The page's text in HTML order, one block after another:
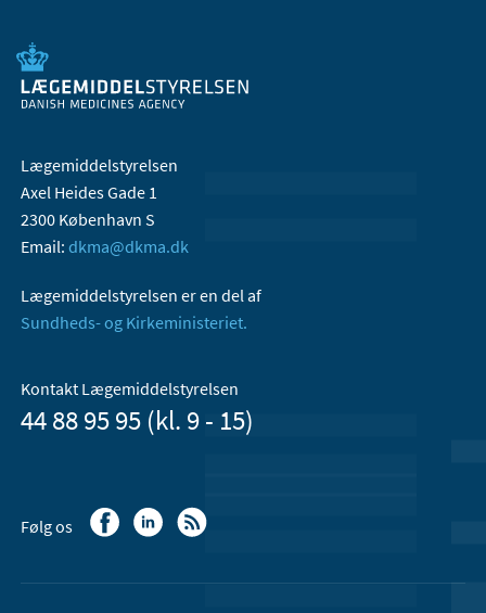
Lægemiddelstyrelsen
Axel Heides Gade 1
2300 København S
Email: dkma@dkma.dk
Lægemiddelstyrelsen er en del af
Sundheds- og Kirkeministeriet.
Kontakt Lægemiddelstyrelsen
44 88 95 95 (kl. 9 - 15)
Følg os